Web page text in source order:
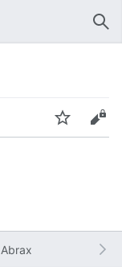
Beobachten
Bearbeiten
Abrax